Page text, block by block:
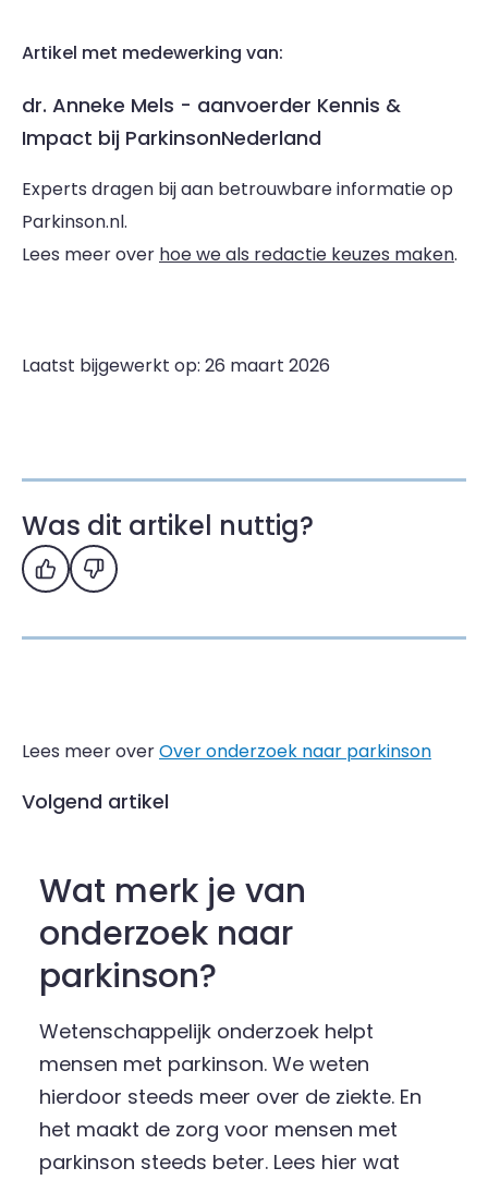
Artikel met medewerking van:
dr. Anneke Mels - aanvoerder Kennis &
Impact bij ParkinsonNederland
Experts dragen bij aan betrouwbare informatie op
Parkinson.nl.
Lees meer over hoe we als redactie keuzes maken.
Laatst bijgewerkt op: 26 maart 2026
Was dit artikel nuttig?
Ja Nee
Lees meer overOver onderzoek naar parkinson
Volgend artikel
Wat merk je van
onderzoek naar
parkinson?
Wetenschappelijk onderzoek helpt
mensen met parkinson. We weten
hierdoor steeds meer over de ziekte. En
het maakt de zorg voor mensen met
parkinson steeds beter. Lees hier wat